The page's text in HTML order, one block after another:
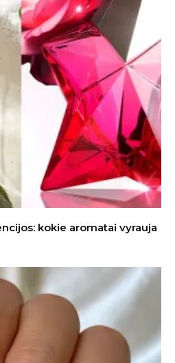
kokie aromatai vyrauja